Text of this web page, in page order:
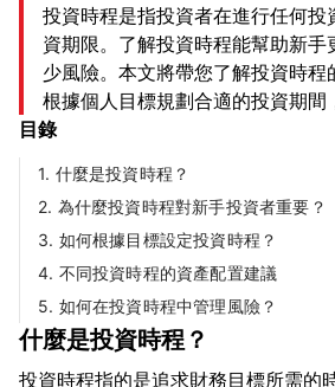
投資時程是指投資者在進行任何投
資期限。了解投資時程能幫助新手
少風險。本文將帶您了解投資時程
根據個人目標規劃合適的投資期間
目錄
1. 什麼是投資時程？
2. 為什麼投資時程對新手投資者重要？
3. 如何根據目標設定投資時程？
4. 不同投資時程的資產配置建議
5. 如何在投資時程中管理風險？
什麼是投資時程？
投資時程指的是追求財務目標所需的